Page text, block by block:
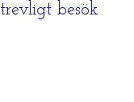
trevligt besök